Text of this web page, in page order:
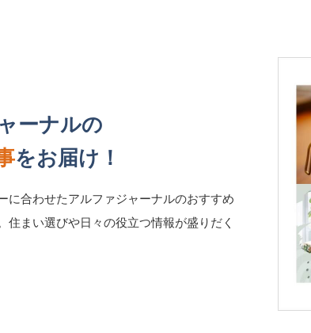
ーナルの
をお届け！
に合わせたアルファジャーナルのおすすめ
住まい選びや日々の役立つ情報が盛りだく